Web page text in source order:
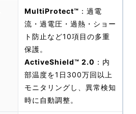
MultiProtect™ ：過電
流・過電圧・過熱・ショー
ト防止など10項目の多重
保護。
ActiveShield™ 2.0 ：内
部温度を1日300万回以上
モニタリングし、異常検知
時に自動調整。